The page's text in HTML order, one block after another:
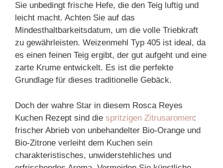
Sie unbedingt frische Hefe, die den Teig luftig und
leicht macht. Achten Sie auf das
Mindesthaltbarkeitsdatum, um die volle Triebkraft
zu gewährleisten. Weizenmehl Typ 405 ist ideal, da
es einen feinen Teig ergibt, der gut aufgeht und eine
zarte Krume entwickelt. Es ist die perfekte
Grundlage für dieses traditionelle Gebäck.
Doch der wahre Star in diesem Rosca Reyes
Kuchen Rezept sind die spritzigen Zitrusaromen:
frischer Abrieb von unbehandelter Bio-Orange und
Bio-Zitrone verleiht dem Kuchen sein
charakteristisches, unwiderstehliches und